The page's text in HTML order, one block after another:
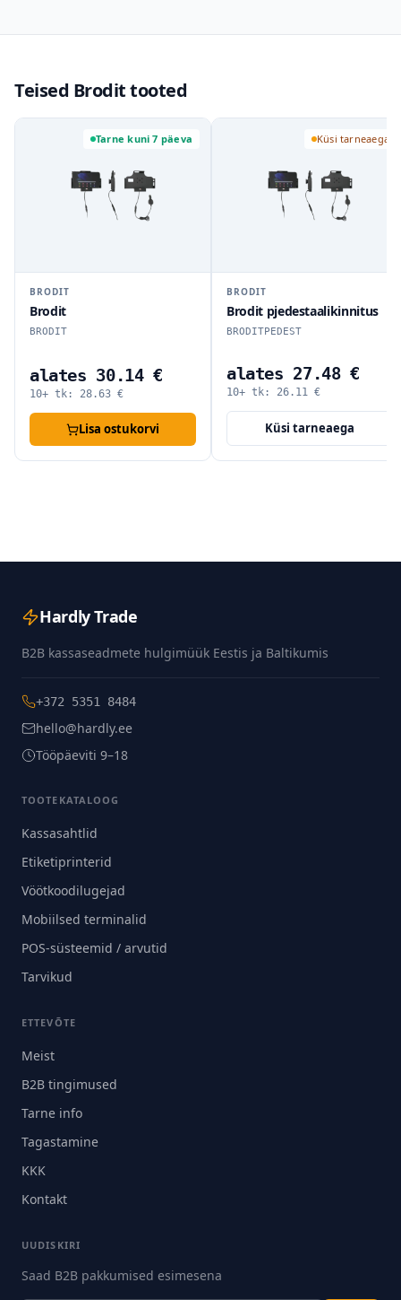
Teised Brodit tooted
Tarne kuni 7 päeva
BRODIT
Brodit
BRODIT
alates 30.14 €
10+ tk: 28.63 €
Lisa ostukorvi
Küsi tarneaega
BRODIT
Brodit pjedestaalikinnitus
BRODITPEDEST
alates 27.48 €
10+ tk: 26.11 €
Küsi tarneaega
Hardly Trade
B2B kassaseadmete hulgimüük Eestis ja Baltikumis
+372 5351 8484
hello@hardly.ee
Tööpäeviti 9–18
TOOTEKATALOOG
Kassasahtlid
Etiketiprinterid
Vöötkoodilugejad
Mobiilsed terminalid
POS-süsteemid / arvutid
Tarvikud
ETTEVÕTE
Meist
B2B tingimused
Tarne info
Tagastamine
KKK
Kontakt
UUDISKIRI
Saad B2B pakkumised esimesena